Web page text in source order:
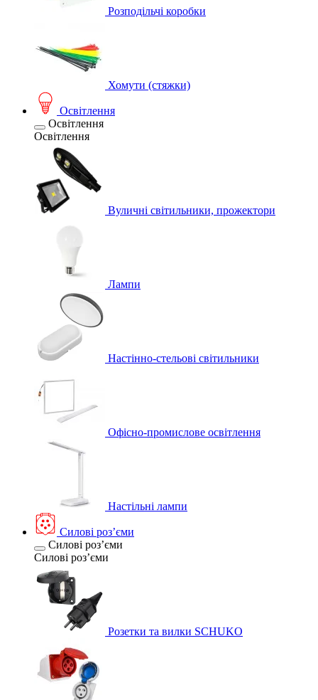
Розподільчі коробки
Хомути (стяжки)
Освітлення
Освітлення
Освітлення
Вуличні світильники, прожектори
Лампи
Настінно-стельові світильники
Офісно-промислове освітлення
Настільні лампи
Силові розʼєми
Силові розʼєми
Силові розʼєми
Розетки та вилки SCHUKO